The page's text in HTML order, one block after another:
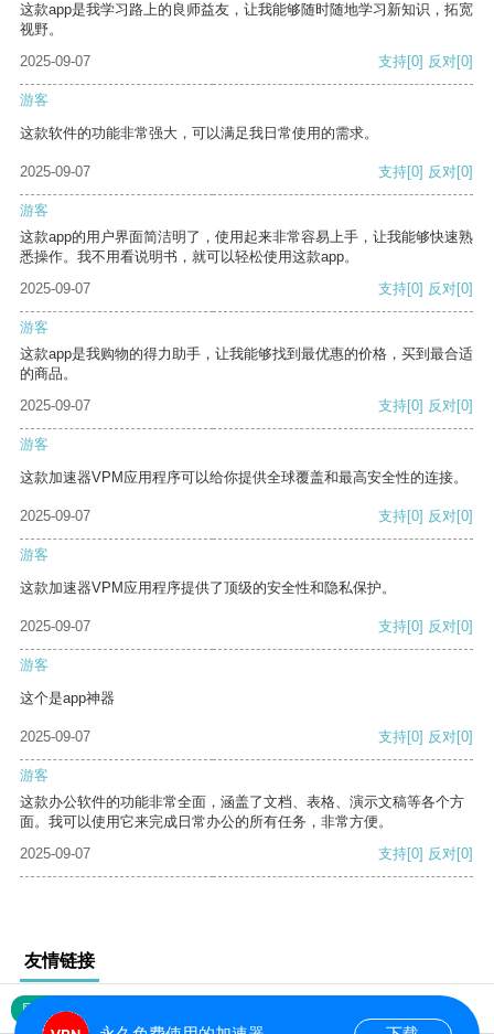
这款app是我学习路上的良师益友，让我能够随时随地学习新知识，拓宽
视野。
2025-09-07
支持[0] 反对[0]
游客
这款软件的功能非常强大，可以满足我日常使用的需求。
2025-09-07 支持[0] 反对[0]
游客
这款app的用户界面简洁明了，使用起来非常容易上手，让我能够快速熟
悉操作。我不用看说明书，就可以轻松使用这款app。
2025-09-07
支持[0] 反对[0]
游客
这款app是我购物的得力助手，让我能够找到最优惠的价格，买到最合适
的商品。
2025-09-07
支持[0] 反对[0]
游客
这款加速器VPM应用程序可以给你提供全球覆盖和最高安全性的连接。
2025-09-07 支持[0] 反对[0]
游客
这款加速器VPM应用程序提供了顶级的安全性和隐私保护。
2025-09-07 支持[0] 反对[0]
游客
这个是app神器
2025-09-07 支持[0] 反对[0]
游客
这款办公软件的功能非常全面，涵盖了文档、表格、演示文稿等各个方
面。我可以使用它来完成日常办公的所有任务，非常方便。
2025-09-07
支持[0] 反对[0]
友情链接
网站地图